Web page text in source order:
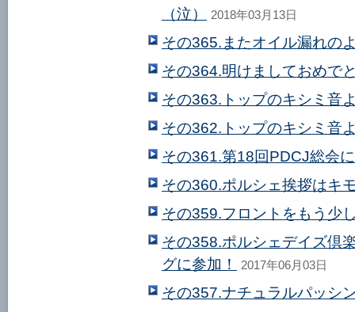
（泣）
2018年03月13日
その365.またオイル漏れの
その364.明けましておめで
その363.トップのキシミ音
その362.トップのキシミ音
その361.第18回PDCJ総会
その360.ポルシェ挨拶はキ
その359.フロントをもう少
その358.ポルシェデイズ倶
グに参加！
2017年06月03日
その357.ナチュラルパッシ